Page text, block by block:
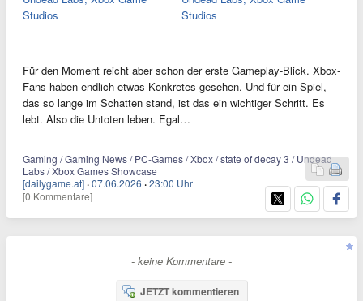
Für den Moment reicht aber schon der erste Gameplay-Blick. Xbox-
Fans haben endlich etwas Konkretes gesehen. Und für ein Spiel,
das so lange im Schatten stand, ist das ein wichtiger Schritt. Es
lebt. Also die Untoten leben. Egal…
Gaming / Gaming News / PC-Games / Xbox / state of decay 3 / Undead
Labs / Xbox Games Showcase
[dailygame.at] ·07.06.2026 ·23:00 Uhr
[0 Kommentare]
- keine Kommentare -
JETZT kommentieren